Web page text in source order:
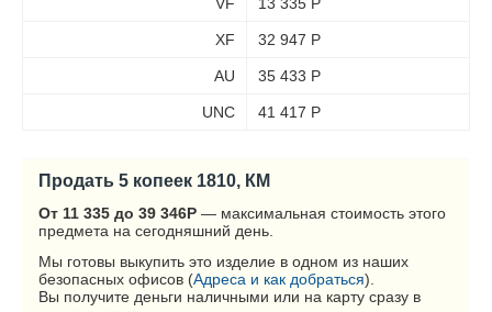
XF 32 947 Р
AU 35 433 Р
UNC 41 417 Р
Продать 5 копеек 1810, КМ
От 11 335 до 39 346Р — максимальная стоимость этого
предмета на сегодняшний день.
Мы готовы выкупить это изделие в одном из наших
безопасных офисов (Адреса и как добраться).
Вы получите деньги наличными или на карту сразу в